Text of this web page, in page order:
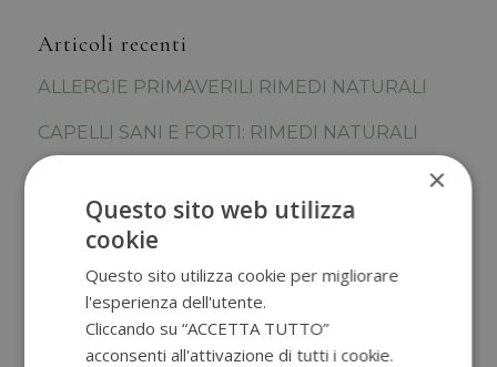
Articoli recenti
ALLERGIE PRIMAVERILI RIMEDI NATURALI
CAPELLI SANI E FORTI: RIMEDI NATURALI
VEDERE BENE DA LONTANO E DA VICINO A
QUALSIASI ETA’
PREBIOTICI, PROBIOTICI E MICROBIOTA.
COME AIUTARE IL NOSTRO INTESTINO?
CONSULENZA ONLINE O IN PRESENZA
×
Questo sito web utilizza
cookie
Questo sito utilizza cookie per migliorare
l'esperienza dell'utente.
Cliccando su “ACCETTA TUTTO”
acconsenti all'attivazione di tutti i cookie.